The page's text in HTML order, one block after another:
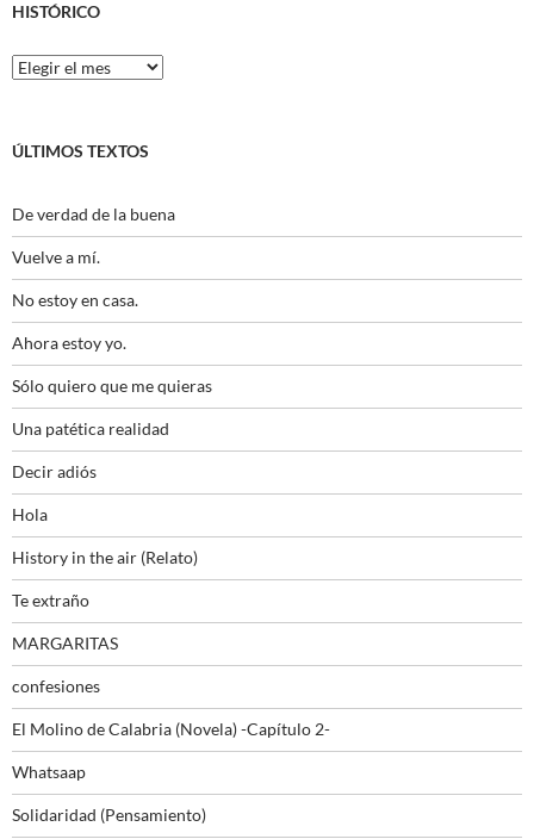
HISTÓRICO
Histórico
ÚLTIMOS TEXTOS
De verdad de la buena
Vuelve a mí.
No estoy en casa.
Ahora estoy yo.
Sólo quiero que me quieras
Una patética realidad
Decir adiós
Hola
History in the air (Relato)
Te extraño
MARGARITAS
confesiones
El Molino de Calabria (Novela) -Capítulo 2-
Whatsaap
Solidaridad (Pensamiento)